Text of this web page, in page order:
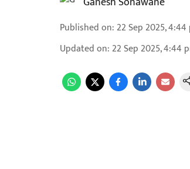
Published on: 22 Sep 2025, 4:44
Updated on: 22 Sep 2025, 4:44